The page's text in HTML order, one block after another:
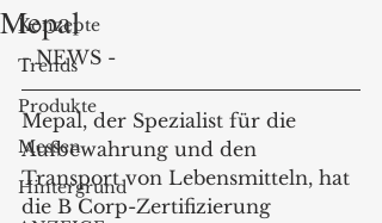
Konzepte
Trends
Produkte
Messen
Hintergrund
Mepal
- NEWS -
Mepal, der Spezialist für die
Aufbewahrung und den
Transport von Lebensmitteln, hat
die B Corp-Zertifizierung